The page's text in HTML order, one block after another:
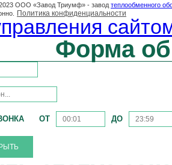
ООО «Завод Триумф» - завод теплообменного
Политика конфиденциальности
Форма
ОТ ДО